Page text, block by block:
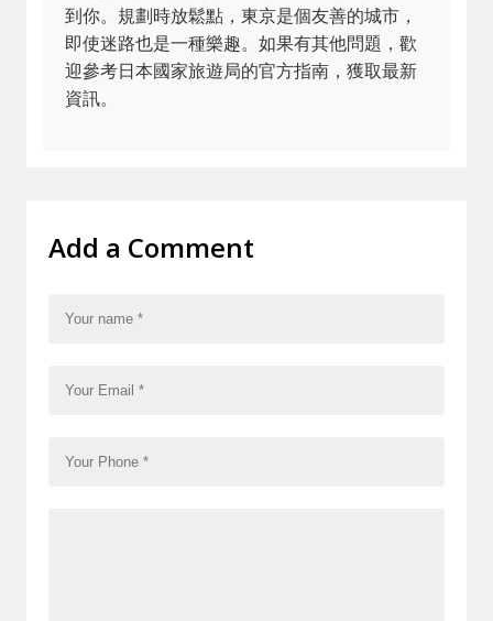
到你。規劃時放鬆點，東京是個友善的城市，
即使迷路也是一種樂趣。如果有其他問題，歡
迎參考日本國家旅遊局的官方指南，獲取最新
資訊。
Add a Comment